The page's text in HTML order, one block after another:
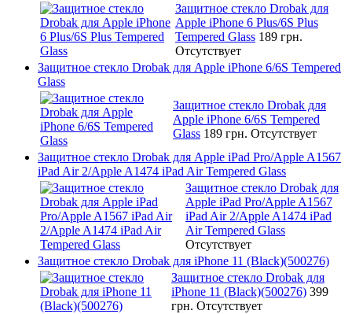
Защитное стекло Drobak для
Apple iPhone 6 Plus/6S Plus
Tempered Glass 189 грн.
Отсутствует
Защитное стекло Drobak для Apple iPhone 6/6S Tempered
Glass
Защитное стекло Drobak для
Apple iPhone 6/6S Tempered
Glass 189 грн. Отсутствует
Защитное стекло Drobak для Apple iPad Pro/Apple A1567
iPad Air 2/Apple A1474 iPad Air Tempered Glass
Защитное стекло Drobak для
Apple iPad Pro/Apple A1567
iPad Air 2/Apple A1474 iPad
Air Tempered Glass
Отсутствует
Защитное стекло Drobak для iPhone 11 (Black)(500276)
Защитное стекло Drobak для
iPhone 11 (Black)(500276) 399
грн. Отсутствует